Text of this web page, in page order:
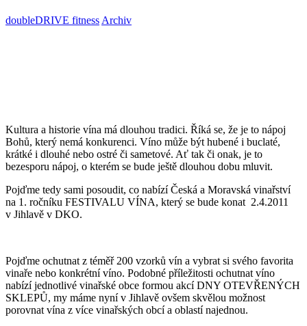
doubleDRIVE fitness Archiv
Kultura a historie vína má dlouhou tradici. Říká se, že je to nápoj
Bohů, který nemá konkurenci. Víno může být hubené i buclaté,
krátké i dlouhé nebo ostré či sametové. Ať tak či onak, je to
bezesporu nápoj, o kterém se bude ještě dlouhou dobu mluvit.
Pojďme tedy sami posoudit, co nabízí Česká a Moravská vinařství
na 1. ročníku FESTIVALU VÍNA, který se bude konat 2.4.2011
v Jihlavě v DKO.
Pojďme ochutnat z téměř 200 vzorků vín a vybrat si svého favorita
vinaře nebo konkrétní víno. Podobné příležitosti ochutnat víno
nabízí jednotlivé vinařské obce formou akcí DNY OTEVŘENÝCH
SKLEPŮ, my máme nyní v Jihlavě ovšem skvělou možnost
porovnat vína z více vinařských obcí a oblastí najednou.